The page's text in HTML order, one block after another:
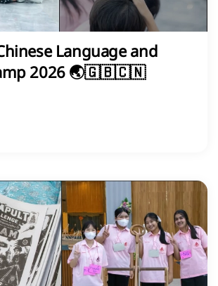
Language and
2026 🌏🇬🇧🇨🇳